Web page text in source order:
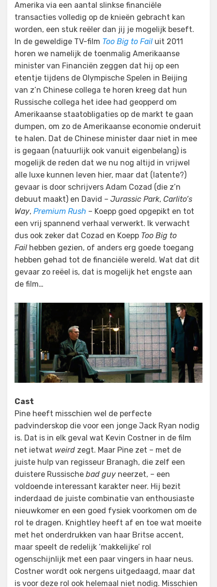
Amerika via een aantal slinkse financiële
transacties volledig op de knieën gebracht kan
worden, een stuk reëler dan jij je mogelijk beseft.
In de geweldige TV-film Too Big to Fail uit 2011
horen we namelijk de toenmalig Amerikaanse
minister van Financiën zeggen dat hij op een
etentje tijdens de Olympische Spelen in Beijing
van z’n Chinese collega te horen kreeg dat hun
Russische collega het idee had geopperd om
Amerikaanse staatobligaties op de markt te gaan
dumpen, om zo de Amerikaanse economie onderuit
te halen. Dat de Chinese minister daar niet in mee
is gegaan (natuurlijk ook vanuit eigenbelang) is
mogelijk de reden dat we nu nog altijd in vrijwel
alle luxe kunnen leven hier, maar dat (latente?)
gevaar is door schrijvers Adam Cozad (die z’n
debuut maakt) en David – Jurassic Park, Carlito’s
Way, Premium Rush – Koepp goed opgepikt en tot
een vrij spannend verhaal verwerkt. Ik verwacht
dus ook zeker dat Cozad en Koepp Too Big to
Fail hebben gezien, of anders erg goede toegang
hebben gehad tot de financiële wereld. Wat dat dit
gevaar zo reëel is, dat is mogelijk het engste aan
de film…
Cast
Pine heeft misschien wel de perfecte
padvinderskop die voor een jonge Jack Ryan nodig
is. Dat is in elk geval wat Kevin Costner in de film
net ietwat weird zegt. Maar Pine zet – met de
juiste hulp van regisseur Branagh, die zelf een
duistere Russische bad guy neerzet, – een
voldoende interessant karakter neer. Hij bezit
inderdaad de juiste combinatie van enthousiaste
nieuwkomer en een goed fysiek voorkomen om de
rol te dragen. Knightley heeft af en toe wat moeite
met het onderdrukken van haar Britse accent,
maar speelt de redelijk ‘makkelijke’ rol
ogenschijnlijk met een paar vingers in haar neus.
Costner wordt ook nergens uitgedaagd, maar dat
is voor deze rol ook helemaal niet nodig. Misschien